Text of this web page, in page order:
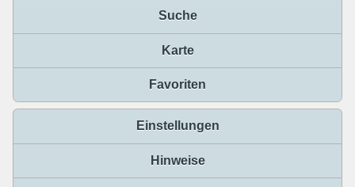
Suche
Karte
Favoriten
Einstellungen
Hinweise